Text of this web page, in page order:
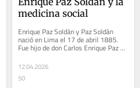
medicina social
Enrique Paz Soldán y Paz Soldán
nació en Lima el 17 de abril 1885.
Fue hijo de don Carlos Enrique Paz
Soldán Benavides amigo y secretario
del...
12.04.2026
50